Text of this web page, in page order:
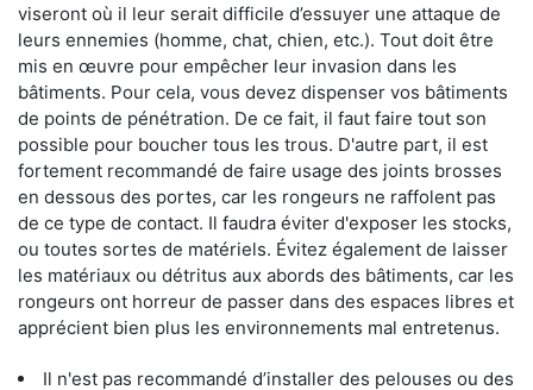
viseront où il leur serait difficile d’essuyer une attaque de
leurs ennemies (homme, chat, chien, etc.). Tout doit être
mis en œuvre pour empêcher leur invasion dans les
bâtiments. Pour cela, vous devez dispenser vos bâtiments
de points de pénétration. De ce fait, il faut faire tout son
possible pour boucher tous les trous. D'autre part, il est
fortement recommandé de faire usage des joints brosses
en dessous des portes, car les rongeurs ne raffolent pas
de ce type de contact. Il faudra éviter d'exposer les stocks,
ou toutes sortes de matériels. Évitez également de laisser
les matériaux ou détritus aux abords des bâtiments, car les
rongeurs ont horreur de passer dans des espaces libres et
apprécient bien plus les environnements mal entretenus.
Il n'est pas recommandé d’installer des pelouses ou des